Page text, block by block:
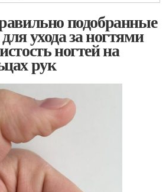
подобранные
ухода за ногтями
ногтей на
рук